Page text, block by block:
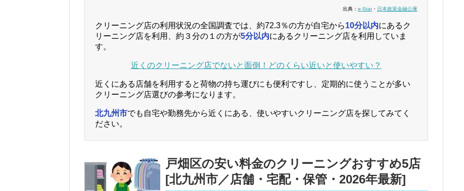
出典： e-Stat ・ 日本政策金融公庫
クリーニング店の利用状況の全国調査では、約72.3％の方が自宅から10分以内にあるク
リーニング店を利用、約３分の１の方が5分以内にあるクリーニング店を利用していま
す。
近くのクリーニング店でないと面倒！どのくらい近いと使いやすい？
近くにある店舗を利用すると荷物の持ち運びにも便利ですし、定期的に使うことが多い
クリーニング店選びの参考になります。
北九州市でも自宅や勤務先から近くにある、使いやすいクリーニング店を探してみてく
ださい。
戸畑区の安い料金のクリーニングおすすめ5店
[北九州市／店舗・宅配・保管・2026年最新]